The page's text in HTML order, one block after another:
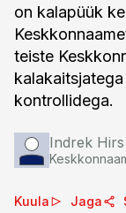
on kalapüük
teiste
kontrollidega.
Indrek Hirs
Kuula Jaga